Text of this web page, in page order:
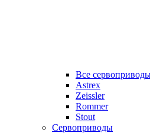
Все
Astrex
Zeissler
Rommer
Stout
Сервоприводы